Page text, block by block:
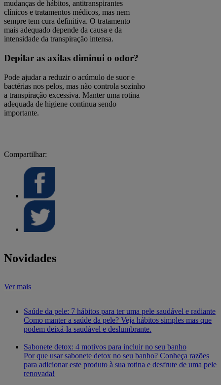
mudanças de hábitos, antitranspirantes
clínicos e tratamentos médicos, mas nem
sempre tem cura definitiva. O tratamento
mais adequado depende da causa e da
intensidade da transpiração intensa.
Depilar as axilas diminui o odor?
Pode ajudar a reduzir o acúmulo de suor e
bactérias nos pelos, mas não controla sozinho
a transpiração excessiva. Manter uma rotina
adequada de higiene continua sendo
importante.
Compartilhar:
Novidades
Ver mais
Saúde da pele: 7 hábitos para ter uma pele saudável e radiante
Como manter a saúde da pele? Veja hábitos simples mas que
podem deixá-la saudável e deslumbrante.
Sabonete detox: 4 motivos para incluir no seu banho
Por que usar sabonete detox no seu banho? Conheça razões
para adicionar este produto à sua rotina e desfrute de uma pele
renovada!